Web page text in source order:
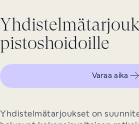
pistoshoidoille
Varaa aika
Yhdistelmätarjoukset on